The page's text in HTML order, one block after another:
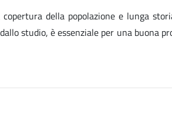
della popolazione e lunga
studio, è essenziale per una buona